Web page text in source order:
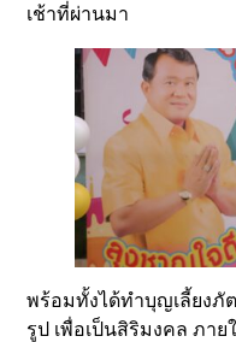
เช้าที่ผ่านมา
พร้อมทั้งได้ทำบุญเลี้ยงภั
รูป เพื่อเป็นสิริมงคล ภาย